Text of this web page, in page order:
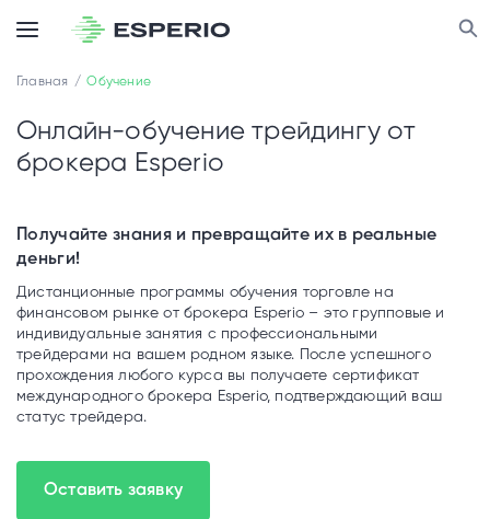
Главная Обучение
Онлайн-обучение трейдингу от
брокера Esperio
Получайте знания и превращайте их в реальные
деньги!
Дистанционные программы обучения торговле на
финансовом рынке от брокера Esperio – это групповые и
индивидуальные занятия с профессиональными
трейдерами на вашем родном языке. После успешного
прохождения любого курса вы получаете сертификат
международного брокера Esperio, подтверждающий ваш
статус трейдера.
Оставить заявку